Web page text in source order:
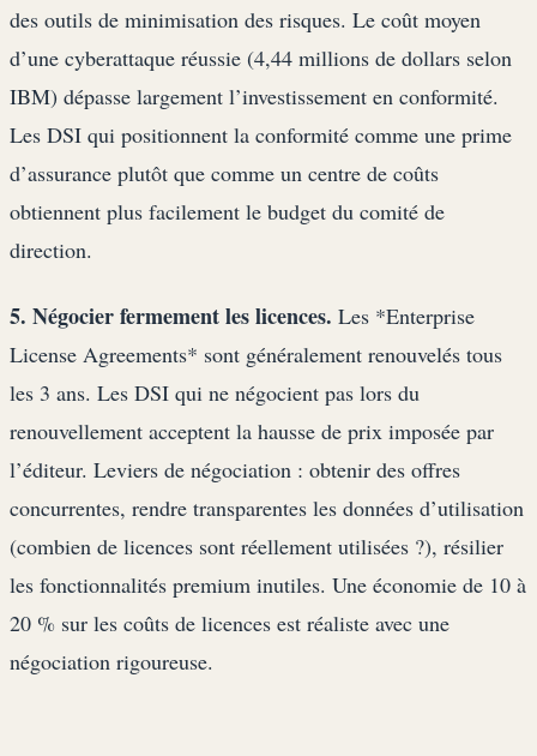
des outils de minimisation des risques. Le coût moyen
d’une cyberattaque réussie (4,44 millions de dollars selon
IBM) dépasse largement l’investissement en conformité.
Les DSI qui positionnent la conformité comme une prime
d’assurance plutôt que comme un centre de coûts
obtiennent plus facilement le budget du comité de
direction.
5. Négocier fermement les licences. Les *Enterprise
License Agreements* sont généralement renouvelés tous
les 3 ans. Les DSI qui ne négocient pas lors du
renouvellement acceptent la hausse de prix imposée par
l’éditeur. Leviers de négociation : obtenir des offres
concurrentes, rendre transparentes les données d’utilisation
(combien de licences sont réellement utilisées ?), résilier
les fonctionnalités premium inutiles. Une économie de 10 à
20 % sur les coûts de licences est réaliste avec une
négociation rigoureuse.